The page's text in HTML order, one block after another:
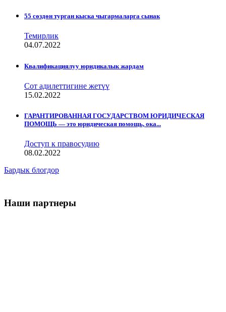
55 сөздөн турган кыска чыгармаларга сынак
Темирлик
04.07.2022
Квалификациялуу юридикалык жардам
Сот адилеттигине жетүү
15.02.2022
ГАРАНТИРОВАННАЯ ГОСУДАРСТВОМ ЮРИДИЧЕСКАЯ
ПОМОЩЬ — это юридическая помощь, ока...
Доступ к правосудию
08.02.2022
Бардык блогдор
Наши партнеры